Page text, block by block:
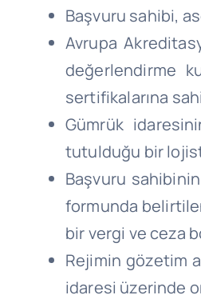
Başvuru sahibi,
Avrupa
değerlendirme
sertifikalarına
Gümrük
tutulduğu bir
Başvuru
formunda
bir vergi ve ceza
Rejimin gözetim
idaresi üzerinde